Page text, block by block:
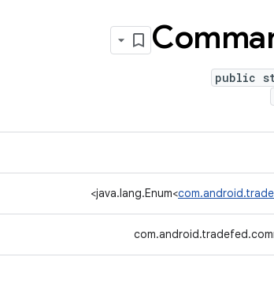
public
java.lang.Enum<
>